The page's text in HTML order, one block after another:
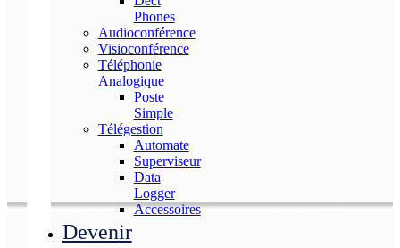
Phones
Audioconférence
Visioconférence
Téléphonie
Analogique
Poste
Simple
Télégestion
Automate
Superviseur
Data
Logger
Accessoires
Devenir